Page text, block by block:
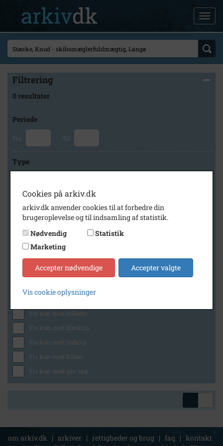
Filtrering
0 resultater
Periode
Fra Til
Type
Arkiv
Rudbjerg Lokalhistoriske Arkiv
Generelt
Vis kun med billeder
Vis kun med filmklip
Vis kun med lydklip
Vis kun med kilder
Vis kun med geo-tag
om arkiv.dk | arkiver | rettigheder og brug | faq | kontakt
Cookies på arkiv.dk
arkiv.dk anvender cookies til at forbedre din
brugeroplevelse og til indsamling af statistik.
Nødvendig
Statistik
Marketing
Accepter nødvendige Accepter valgte
Vis cookie oplysninger